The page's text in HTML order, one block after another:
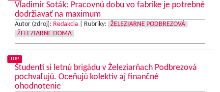
Vladimír Soták: Pracovnú dobu vo fabrike je potrebné
dodržiavať na maximum
Autor (zdroj): Redakcia Rubriky:
ŽELEZIARNE PODBREZOVÁ
ŽELEZIARNE DOMA
TOP
Študenti si letnú brigádu v Železiarňach Podbrezová
pochvaľujú. Oceňujú kolektív aj finančné
ohodnotenie